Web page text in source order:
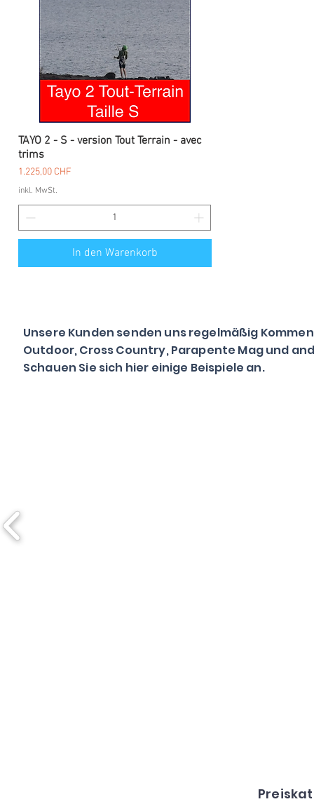
TAYO 2 - S - version Tout Terrain - avec
trims
Preis
1.225,00 CHF
inkl. MwSt.
In den Warenkorb
Unsere Kunden senden uns regelmäßig
Outdoor, Cross Country, Parapente Mag und
Schauen Sie sich hier einige Beispiele an.​